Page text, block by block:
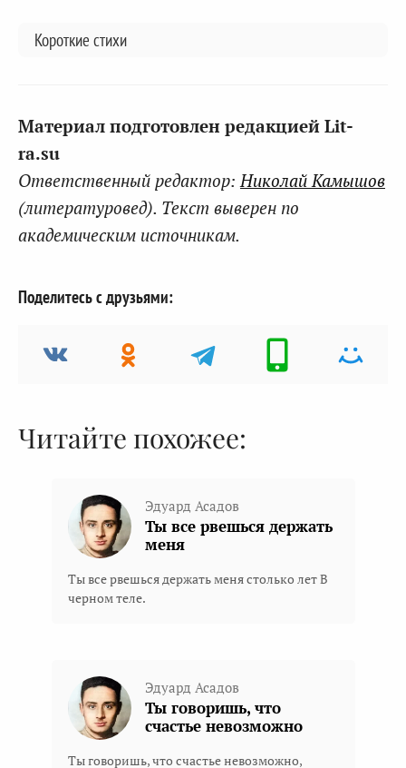
Короткие стихи
Материал подготовлен редакцией Lit-
ra.su
Ответственный редактор:Николай Камышов
(литературовед). Текст выверен по
академическим источникам.
Поделитесь с друзьями:
Читайте похожее:
Эдуард Асадов
Ты все рвешься держать
меня
Ты все рвешься держать меня столько лет В
черном теле.
Эдуард Асадов
Ты говоришь, что
счастье невозможно
Ты говоришь, что счастье невозможно,